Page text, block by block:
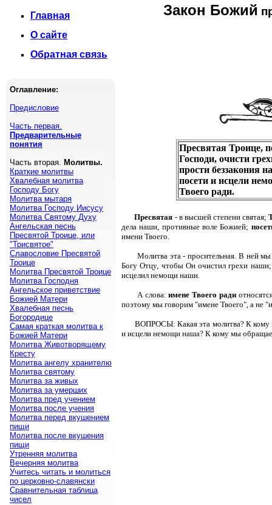
Закон Божий
Пресвятая - в высшей степени святая;
дела наши, противные воле Божией;
имени Твоего.
Молитва эта - просительная. В ней
Богу Отцу, чтобы Он очистил грехи
исцелил немощи наши.
А слова:имене Твоего ради
поэтому мы говорим "имене Твоего", а не
ВОПРОСЫ: Какая эта молитва? К кому
и исцели немощи наша? К кому мы
Пресвятая Троице,
Господи, очисти
прости беззакония
посети и исцели
Твоего ради.
Оглавление:
Предисловие
Часть первая.
Предварительные
понятия
Часть вторая. Молитвы.
Краткие молитвы
Хвалебная молитва
Господу Богу
Молитва мытаря
Молитва Господу Иисусу
Молитва Святому Духу
Ангельская песнь
Пресвятой Троице, или
"Трисвятое"
Славословие Пресвятой
Троице
Молитва Пресвятой Троице
Молитва Господня
Ангельское приветствие
Божией Матери
Хвалебная песнь
Богородице
Самая краткая молитва к
Божией Матери
Молитва Животворящему
Кресту
Молитва ангелу хранителю
Молитва святому
Молитва за живых
Молитва за умерших
Молитва пред учением
Молитва после учения
Молитва перед вкушением
пищи
Молитва после вкушения
пищи
Утренняя молитва
Вечерняя молитва
Учитесь читать и молиться
по церковно-славянски
Сравнительная таблица
чисел
Главная
О сайте
Обратная связь